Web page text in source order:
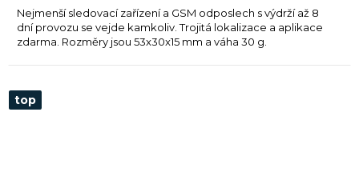
Nejmenší sledovací zařízení a GSM odposlech s výdrží až 8
dní provozu se vejde kamkoliv. Trojitá lokalizace a aplikace
zdarma. Rozměry jsou 53x30x15 mm a váha 30 g.
top